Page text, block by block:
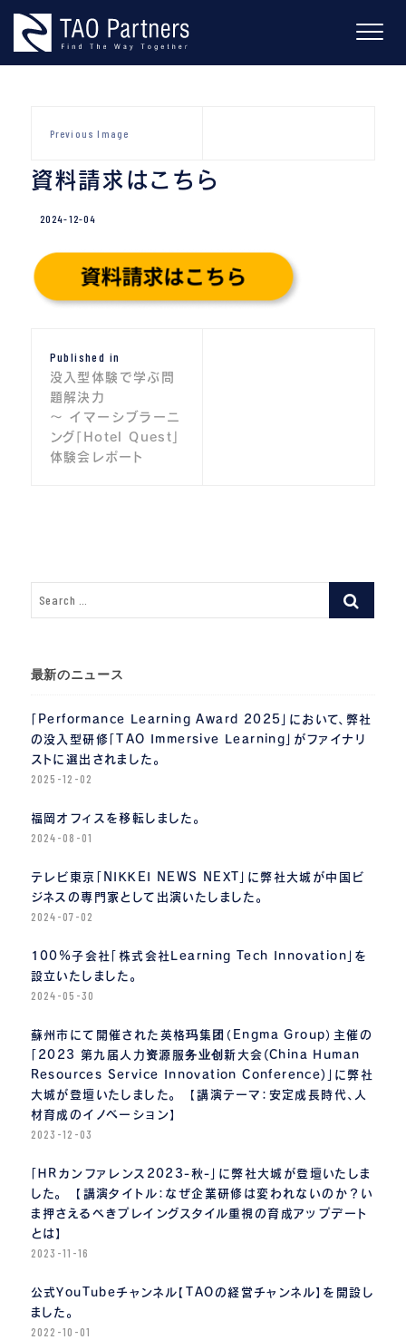
content
Previous Image
資料請求はこちら
2024-12-04
稿
ナ
ビ
ゲ
ン
Published in
没入型体験で学ぶ問
題解決力
〜 イマーシブラーニ
ング「Hotel Quest」
体験会レポート
最新のニュース
「Performance Learning Award 2025」において、弊社
の没入型研修「TAO Immersive Learning」がファイナリ
ストに選出されました。
2025-12-02
福岡オフィスを移転しました。
2024-08-01
テレビ東京「NIKKEI NEWS NEXT」に弊社大城が中国ビ
ジネスの専門家として出演いたしました。
2024-07-02
100%子会社「株式会社Learning Tech Innovation」を
設立いたしました。
2024-05-30
蘇州市にて開催された英格玛集团（Engma Group）主催の
「2023 第九届人力资源服务业创新大会(China Human
Resources Service Innovation Conference)」に弊社
大城が登壇いたしました。 【講演テーマ：安定成長時代、人
材育成のイノベーション】
2023-12-03
「ＨＲカンファレンス2023-秋-」に弊社大城が登壇いたしま
した。 【講演タイトル：なぜ企業研修は変われないのか？い
ま押さえるべきプレイングスタイル重視の育成アップデート
とは】
2023-11-16
公式YouTubeチャンネル【TAOの経営チャンネル】を開設し
ました。
2022-10-01